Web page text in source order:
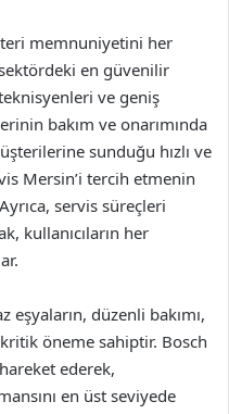
memnuniyetini her
en güvenilir
ve geniş
bakım ve onarımında
sunduğu hızlı ve
Mersin’i tercih etmenin
servis süreçleri
kullanıcıların her
düzenli bakımı,
öneme sahiptir. Bosch
ederek,
en üst seviyede